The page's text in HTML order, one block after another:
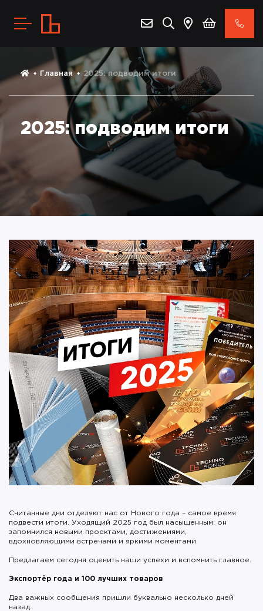
Главная 2025: подводим итоги
2025: подводим итоги
Считанные дни отделяют нас от Нового года – самое время
подвести итоги. Уходящий 2025 год был насыщенным: он
запомнился новыми проектами, достижениями,
вдохновляющими встречами и яркими моментами.
Предлагаем сегодня оценить наши успехи и вспомнить главное.
Экспортёр года и 100 лучших товаров
Два важных сообщения пришли буквально несколько дней
назад.